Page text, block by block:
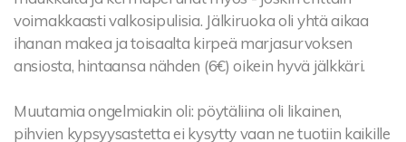
voimakkaasti valkosipulisia. Jälkiruoka oli yhtä aikaa
ihanan makea ja toisaalta kirpeä marjasurvoksen
ansiosta, hintaansa nähden (6€) oikein hyvä jälkkäri.
Muutamia ongelmiakin oli: pöytäliina oli likainen,
pihvien kypsyysastetta ei kysytty vaan ne tuotiin kaikille